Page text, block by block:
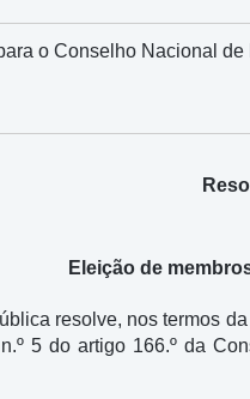
o Conselho Nacional
Eleição de
resolve, nos termos
5 do artigo 166.º da